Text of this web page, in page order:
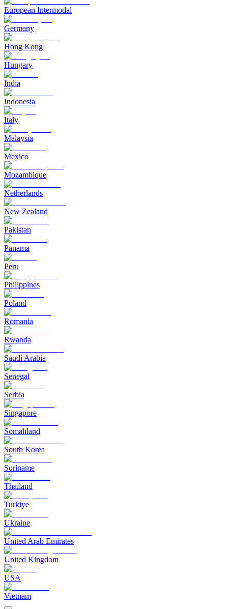
European Intermodal
Germany
Hong Kong
Hungary
India
Indonesia
Italy
Malaysia
Mexico
Mozambique
Netherlands
New Zealand
Pakistan
Panama
Peru
Philippines
Poland
Romania
Rwanda
Saudi Arabia
Senegal
Serbia
Singapore
Somaliland
South Korea
Suriname
Thailand
Turkiye
Ukraine
United Arab Emirates
United Kingdom
USA
Vietnam